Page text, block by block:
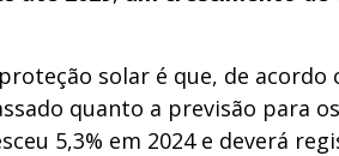
solar é que, de acordo
quanto a previsão para
5,3% em 2024 e deverá